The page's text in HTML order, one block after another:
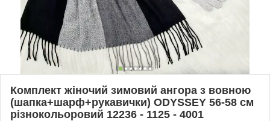
Комплект жіночий зимовий ангора з вовною
(шапка+шарф+рукавички) ODYSSEY 56-58 см
різнокольоровий 12236 - 1125 - 4001